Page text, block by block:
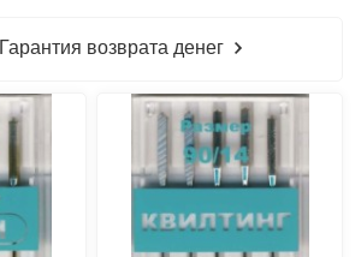
Гарантия возврата денег